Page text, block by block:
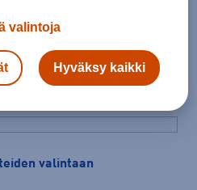
UV-säteily voi
valintaan
valintoja
Hyväksy kaikki